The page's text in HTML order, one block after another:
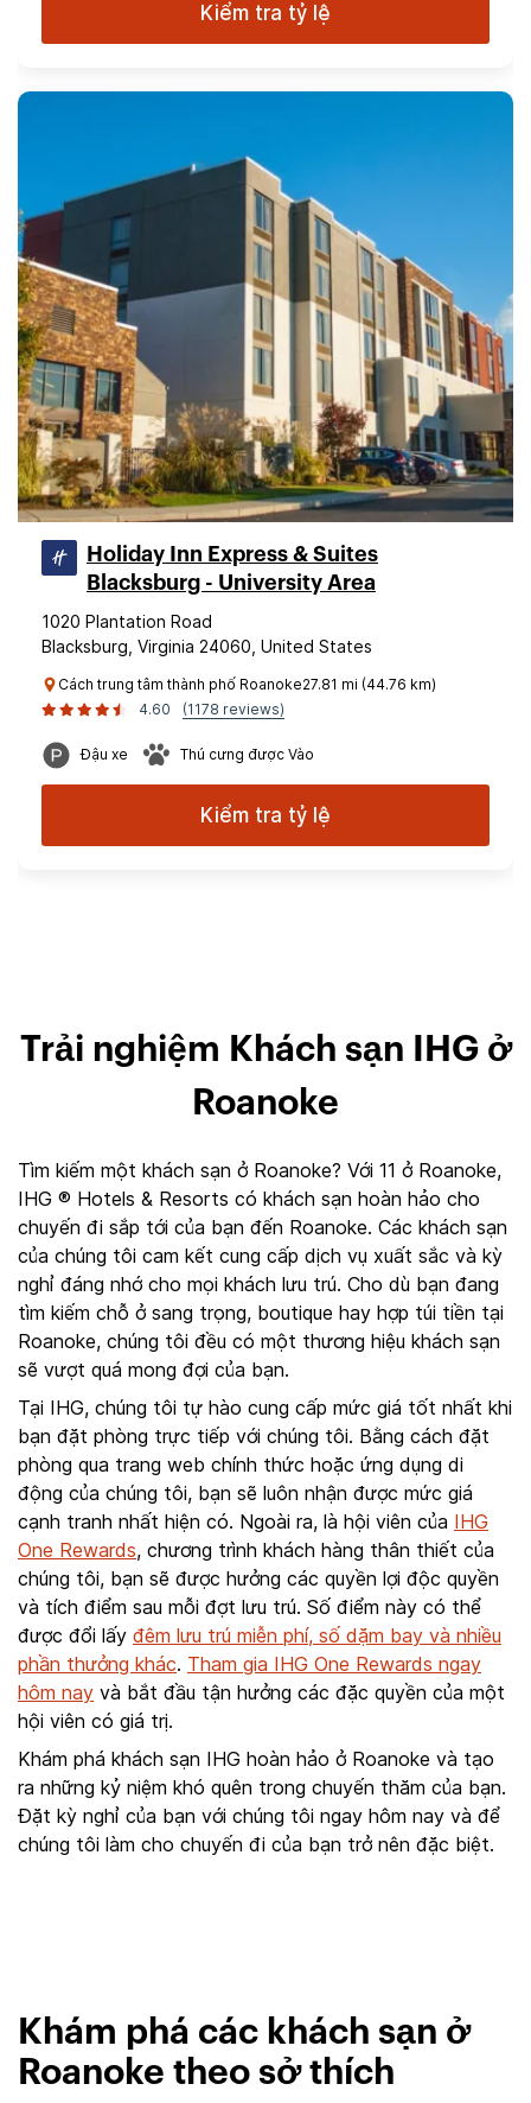
Kiểm tra tỷ lệ
Holiday Inn Express & Suites
Blacksburg - University Area
1020 Plantation Road
Blacksburg, Virginia 24060, United States
Cách trung tâm thành phố Roanoke27.81 mi (44.76 km)
4.60
(1178 reviews)
Đậu xe Thú cưng được Vào
Kiểm tra tỷ lệ
Trải nghiệm Khách sạn IHG ở
Roanoke
Tìm kiếm một khách sạn ở Roanoke? Với 11 ở Roanoke,
IHG ® Hotels & Resorts có khách sạn hoàn hảo cho
chuyến đi sắp tới của bạn đến Roanoke. Các khách sạn
của chúng tôi cam kết cung cấp dịch vụ xuất sắc và kỳ
nghỉ đáng nhớ cho mọi khách lưu trú. Cho dù bạn đang
tìm kiếm chỗ ở sang trọng, boutique hay hợp túi tiền tại
Roanoke, chúng tôi đều có một thương hiệu khách sạn
sẽ vượt quá mong đợi của bạn.
Tại IHG, chúng tôi tự hào cung cấp mức giá tốt nhất khi
bạn đặt phòng trực tiếp với chúng tôi. Bằng cách đặt
phòng qua trang web chính thức hoặc ứng dụng di
động của chúng tôi, bạn sẽ luôn nhận được mức giá
cạnh tranh nhất hiện có. Ngoài ra, là hội viên của IHG
One Rewards, chương trình khách hàng thân thiết của
chúng tôi, bạn sẽ được hưởng các quyền lợi độc quyền
và tích điểm sau mỗi đợt lưu trú. Số điểm này có thể
được đổi lấy đêm lưu trú miễn phí, số dặm bay và nhiều
phần thưởng khác. Tham gia IHG One Rewards ngay
hôm nay và bắt đầu tận hưởng các đặc quyền của một
hội viên có giá trị.
Khám phá khách sạn IHG hoàn hảo ở Roanoke và tạo
ra những kỷ niệm khó quên trong chuyến thăm của bạn.
Đặt kỳ nghỉ của bạn với chúng tôi ngay hôm nay và để
chúng tôi làm cho chuyến đi của bạn trở nên đặc biệt.
Khám phá các khách sạn ở
Roanoke theo sở thích